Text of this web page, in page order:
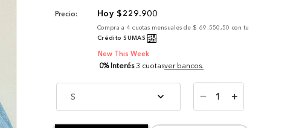
Precio: $229.900
Compra a 4 cuotas mensuales de $ 69.550,50 con tu
Crédito SUMAS
New This Week
0% Interés 3 cuotasver bancos.
S ＋
－